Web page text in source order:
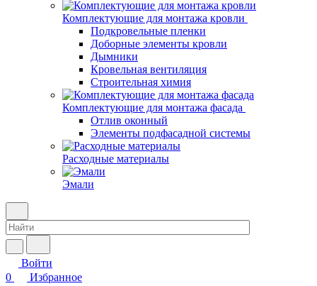
Комплектующие для монтажа кровли
Подкровельные пленки
Доборные элементы кровли
Дымники
Кровельная вентиляция
Строительная химия
Комплектующие для монтажа фасада
Отлив оконный
Элементы подфасадной системы
Расходные материалы
Эмали
Войти
0
Избранное